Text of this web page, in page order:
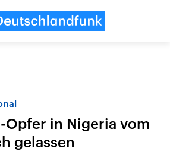
Opfer in Nigeria vom
gelassen